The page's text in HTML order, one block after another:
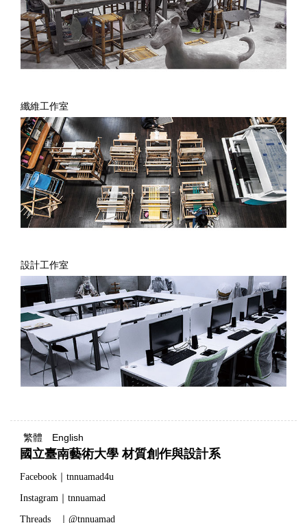
纖維工作室
設計工作室
繁體 English
國立臺南藝術大學 材質創作與設計系
Facebook｜tnnuamad4u
Instagram｜tnnuamad
Threads ｜@tnnuamad